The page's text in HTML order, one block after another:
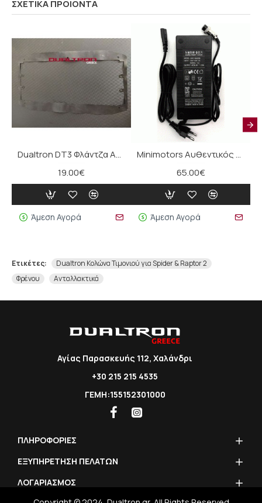
ΣΧΕΤΙΚΑ ΠΡΟΙΟΝΤΑ
Dualtron DT3 Φλάντζα Αδιαβροχοποίησης Πλατφόρμας
19.00€
Άμεση Αγορά
Minimotors Αυθεντικός Φορτιστής (58V 2A) για 52V escooters
65.00€
Άμεση Αγορά
Ετικέτες:
Dualtron Κολώνα Τιμονιού για Spider & Raptor 2
Φρένου
Ανταλλακτικά
Αγίας Παρασκευής 112, Χαλάνδρι
+30 215 215 4535
ΓΕΜΗ:155152301000
ΠΛΗΡΟΦΟΡΙΕΣ
ΕΞΥΠΗΡΕΤΗΣΗ ΠΕΛΑΤΩΝ
ΛΟΓΑΡΙΑΣΜΟΣ